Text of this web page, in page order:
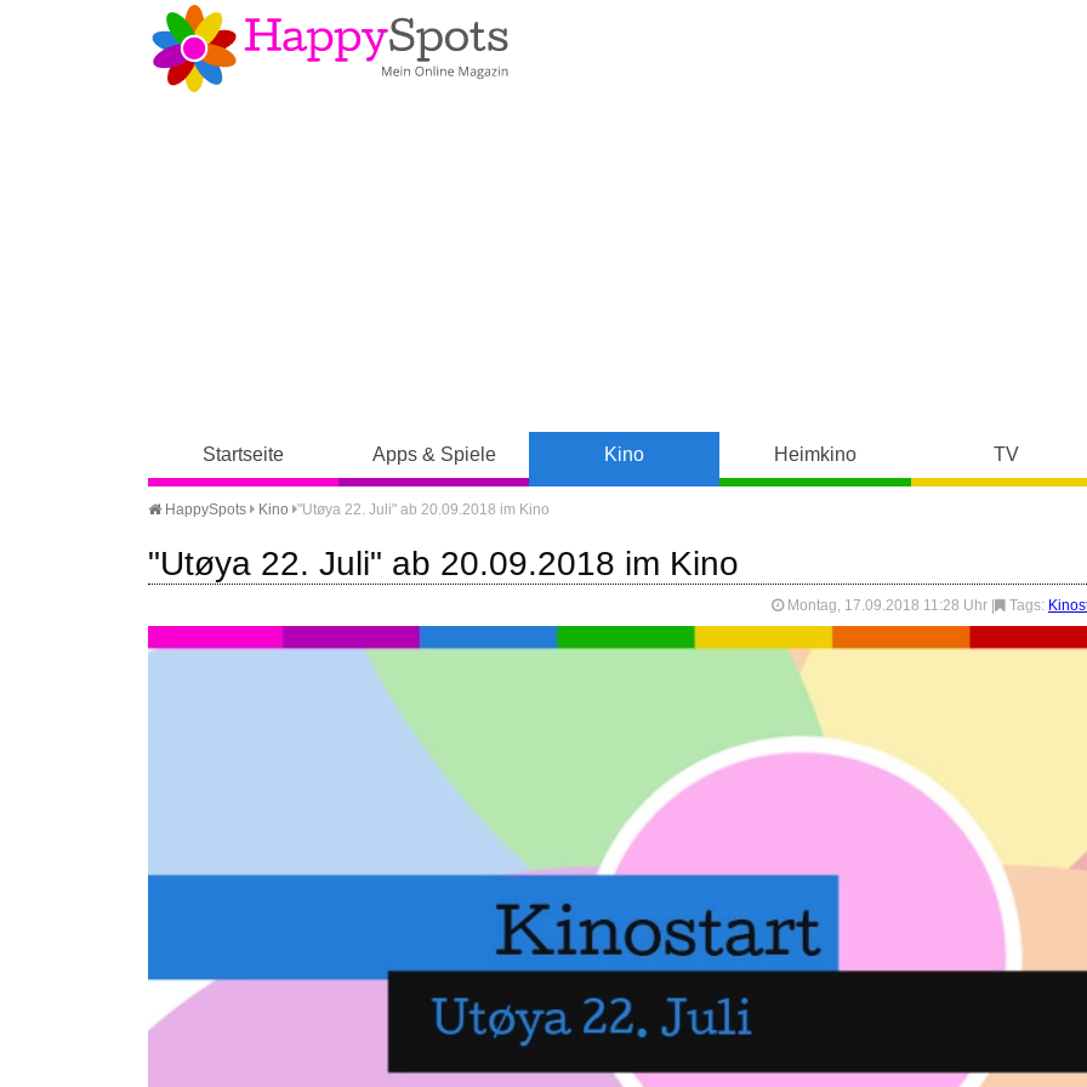
Startseite Apps & Spiele Kino Heimkino TV
HappySpots Kino "Utøya 22. Juli" ab 20.09.2018 im Kino
"Utøya 22. Juli" ab 20.09.2018 im Kino
Montag, 17.09.2018 11:28 Uhr Tags: